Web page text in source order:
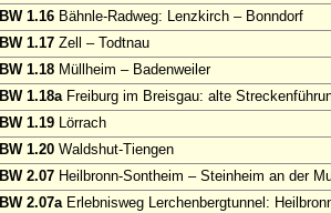
BW 1.16 Bähnle-Radweg: Lenzkirch – Bonndorf
BW 1.17 Zell – Todtnau
BW 1.18 Müllheim – Badenweiler
BW 1.18aFreiburg im Breisgau: alte
BW 1.19 Lörrach
BW 1.20 Waldshut-Tiengen
BW 2.07 Heilbronn-Sontheim – Steinheim an der
BW 2.07aErlebnisweg Lerchenbergtunnel: